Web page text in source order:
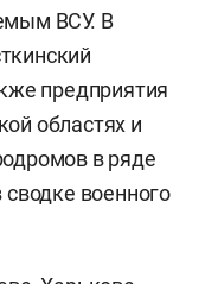
ВСУ. В
предприятия
областях и
в ряде
военного